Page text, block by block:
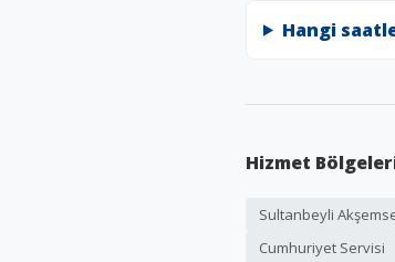
Hangi
Hizmet
Sultanbeyli
Cumhuriyet Servisi